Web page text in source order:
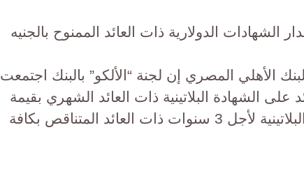
الشهادات الدولارية ذات العائد الممنوح بالجنيه
الأهلي المصري إن لجنة “الألكو” بالبنك اجتمعت
على الشهادة البلاتينية ذات العائد الشهري بقيمة
1%، وتخفيض العائد على الشهادات البلاتينية لأجل 3 سنوات ذات العائد المتناقص بكافة